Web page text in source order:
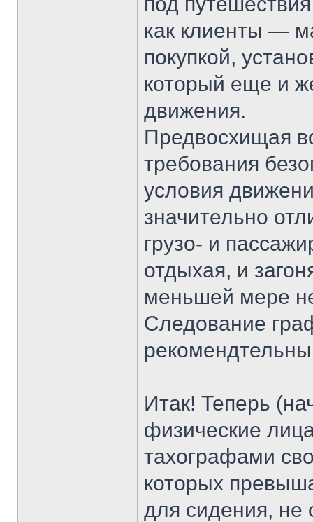
как клиенты —
покупкой,
который еще и
движения.
Предвосхищая
требования
условия
значительно
грузо- и
отдыхая, и
меньшей мере
Следование
Итак! Теперь
физические
тахографами
которых
для сидения, не